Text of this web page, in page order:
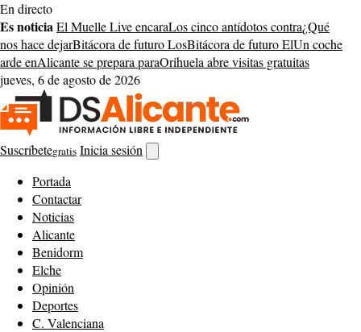
Saltar
al
contenido
En directo
Es noticiaEl Muelle Live encaraLos cinco antídotos contra¿Qué
nos hace dejarBitácora de futuro LosBitácora de futuro ElUn coche
arde enAlicante se prepara paraOrihuela abre visitas gratuitas
jueves, 6 de agosto de 2026
Suscríbetegratis Inicia sesión
buscador
Portada
Contactar
Noticias
Alicante
Benidorm
Elche
Opinión
Deportes
C. Valenciana